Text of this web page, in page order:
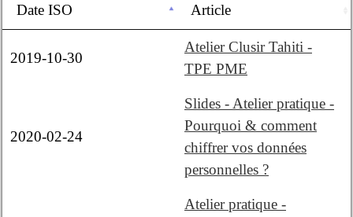
Date ISO Article
2019-10-30
Atelier Clusir Tahiti -
TPE PME
2020-02-24
Slides - Atelier pratique -
Pourquoi & comment
chiffrer vos données
personnelles ?
Atelier pratique -